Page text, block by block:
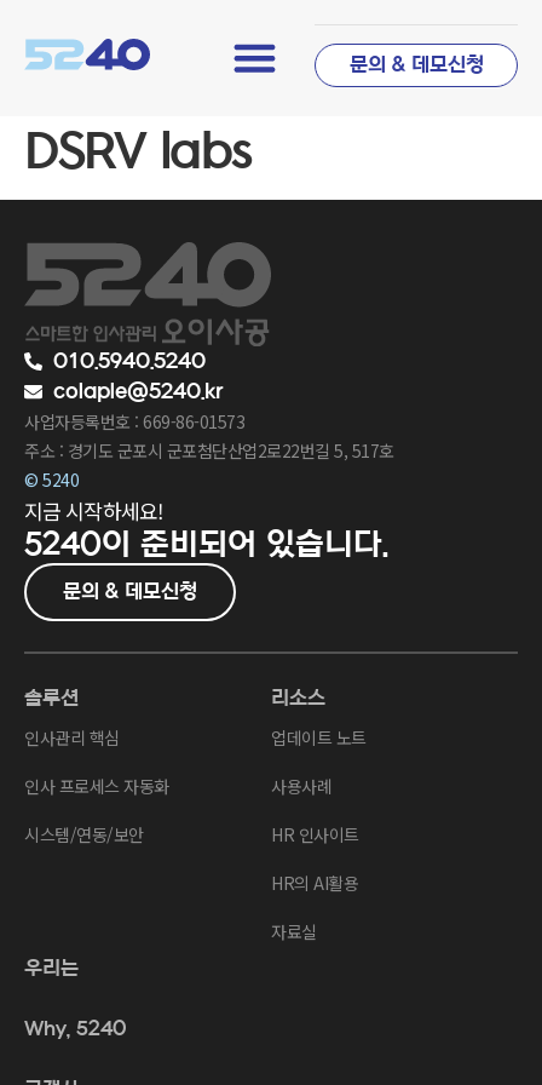
문의 & 데모신청
DSRV labs
010.5940.5240
colaple@5240.kr
사업자등록번호 : 669-86-01573
주소 : 경기도 군포시 군포첨단산업2로22번길 5, 517호
© 5240
지금 시작하세요!
5240이 준비되어 있습니다.
문의 & 데모신청
솔루션
인사관리 핵심
인사 프로세스 자동화
시스템/연동/보안
리소스
업데이트 노트
사용사례
HR 인사이트
HR의 AI활용
자료실
우리는
Why, 5240